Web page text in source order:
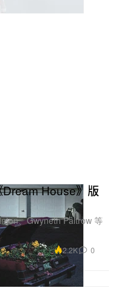
House》版
、Gwyneth Paltrow 等
2.2K 0